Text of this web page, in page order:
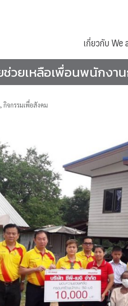
เกี่ยวกับ We
ช่วยเหลือเพื่อนพนักง
, กิจกรรมเพื่อสังคม